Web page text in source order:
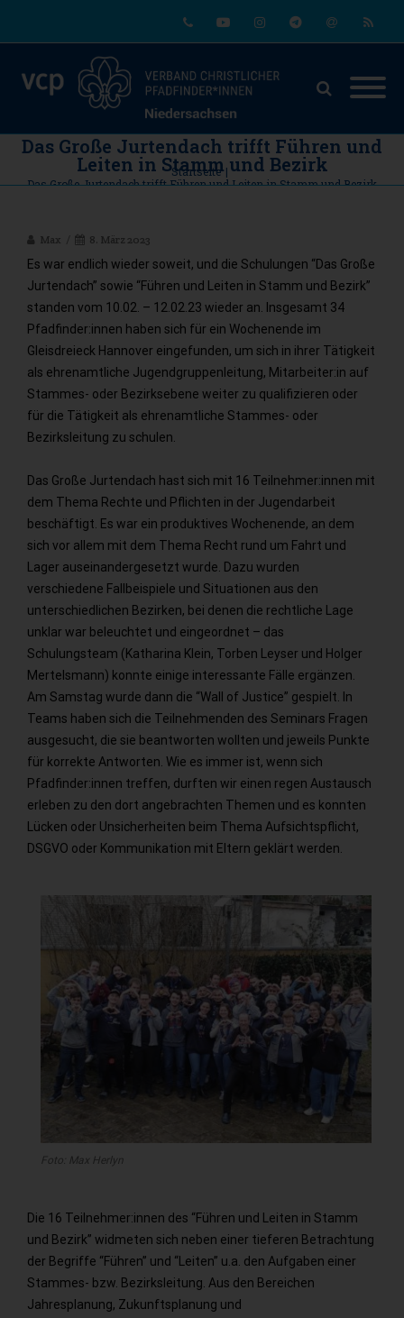
Das Große Jurtendach trifft Führen und
Leiten in Stamm und Bezirk
Startseite |
Das Große Jurtendach trifft Führen und Leiten in Stamm und Bezirk
Max 8. März 2023
Es war endlich wieder soweit, und die Schulungen “Das Große
Jurtendach” sowie “Führen und Leiten in Stamm und Bezirk”
standen vom 10.02. – 12.02.23 wieder an. Insgesamt 34
Pfadfinder:innen haben sich für ein Wochenende im
Gleisdreieck Hannover eingefunden, um sich in ihrer Tätigkeit
als ehrenamtliche Jugendgruppenleitung, Mitarbeiter:in auf
Stammes- oder Bezirksebene weiter zu qualifizieren oder
für die Tätigkeit als ehrenamtliche Stammes- oder
Bezirksleitung zu schulen.
Das Große Jurtendach hast sich mit 16 Teilnehmer:innen mit
dem Thema Rechte und Pflichten in der Jugendarbeit
beschäftigt. Es war ein produktives Wochenende, an dem
sich vor allem mit dem Thema Recht rund um Fahrt und
Lager auseinandergesetzt wurde. Dazu wurden
verschiedene Fallbeispiele und Situationen aus den
unterschiedlichen Bezirken, bei denen die rechtliche Lage
unklar war beleuchtet und eingeordnet – das
Schulungsteam (Katharina Klein, Torben Leyser und Holger
Mertelsmann) konnte einige interessante Fälle ergänzen.
Am Samstag wurde dann die “Wall of Justice” gespielt. In
Teams haben sich die Teilnehmenden des Seminars Fragen
ausgesucht, die sie beantworten wollten und jeweils Punkte
für korrekte Antworten. Wie es immer ist, wenn sich
Pfadfinder:innen treffen, durften wir einen regen Austausch
erleben zu den dort angebrachten Themen und es konnten
Lücken oder Unsicherheiten beim Thema Aufsichtspflicht,
DSGVO oder Kommunikation mit Eltern geklärt werden.
Foto: Max Herlyn
Die 16 Teilnehmer:innen des “Führen und Leiten in Stamm
und Bezirk” widmeten sich neben einer tieferen Betrachtung
der Begriffe “Führen” und “Leiten” u.a. den Aufgaben einer
Stammes- bzw. Bezirksleitung. Aus den Bereichen
Jahresplanung, Zukunftsplanung und